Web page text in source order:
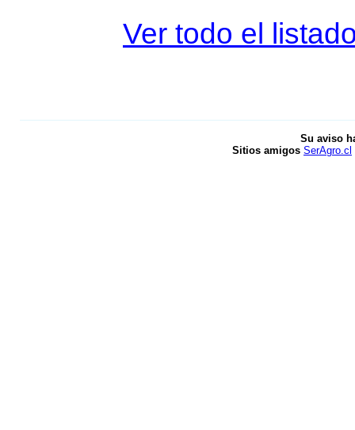
Ver todo el
Su aviso
Sitios amigos SerAgro.cl